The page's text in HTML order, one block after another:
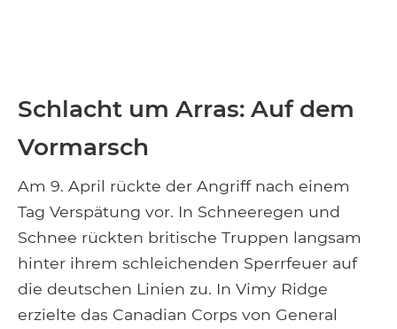
Schlacht um Arras: Auf dem
Vormarsch
Am 9. April rückte der Angriff nach einem
Tag Verspätung vor. In Schneeregen und
Schnee rückten britische Truppen langsam
hinter ihrem schleichenden Sperrfeuer auf
die deutschen Linien zu. In Vimy Ridge
erzielte das Canadian Corps von General